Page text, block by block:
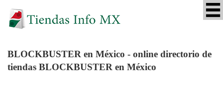
BLOCKBUSTER en México - online directorio de
tiendas BLOCKBUSTER en México